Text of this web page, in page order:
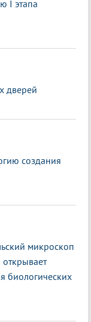
I этапа
дверей
создания
микроскоп
биологических